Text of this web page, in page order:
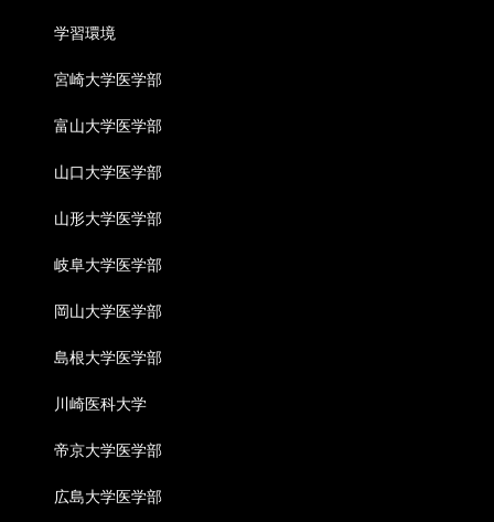
学習環境
宮崎大学医学部
富山大学医学部
山口大学医学部
山形大学医学部
岐阜大学医学部
岡山大学医学部
島根大学医学部
川崎医科大学
帝京大学医学部
広島大学医学部